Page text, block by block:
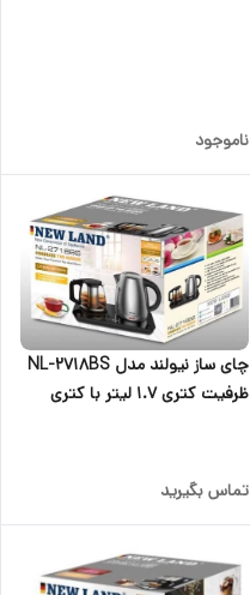
ناموجود
چای ساز نیولند مدل NL-2718BS
ظرفیت کتری ۱.۷ لیتر با کتری
تماس بگیرید